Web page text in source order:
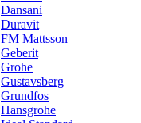
Dansani
Duravit
FM Mattsson
Geberit
Grohe
Gustavsberg
Grundfos
Hansgrohe